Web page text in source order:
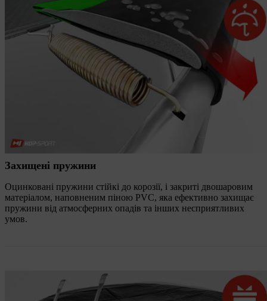
Захищені пружини
Оцинковані пружини стійкі до корозії, і закриті двошаровим
матеріалом, наповненим піною PVC, яка ефективно захищає
пружини від атмосферних опадів та інших несприятливих
умов.